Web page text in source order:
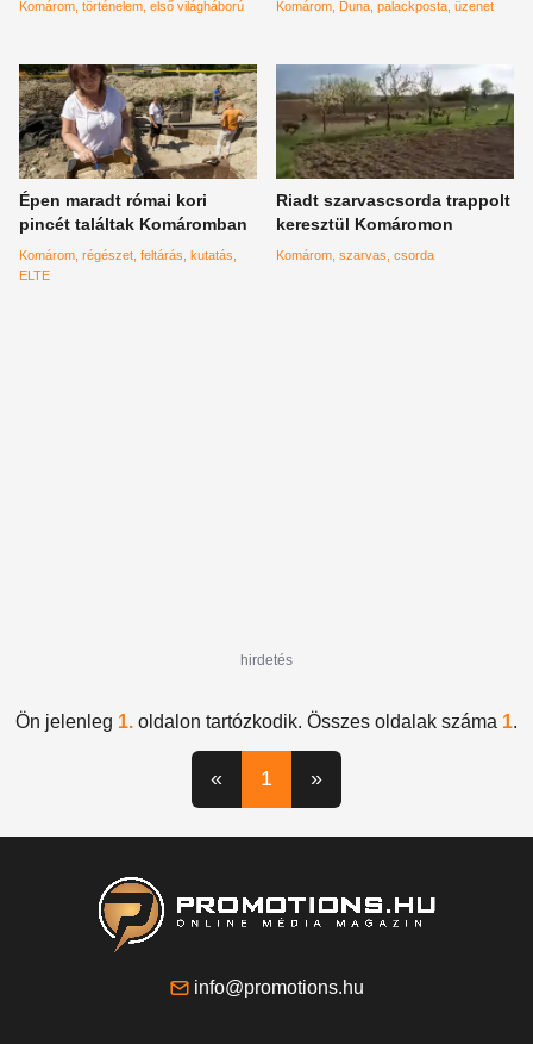
Komárom történelem első világháború Komárom Duna palackposta üzenet
Épen maradt római kori
pincét találtak Komáromban
Komárom régészet feltárás kutatás
ELTE
Riadt szarvascsorda trappolt
keresztül Komáromon
Komárom szarvas csorda
hirdetés
Ön jelenleg 1. oldalon tartózkodik. Összes oldalak száma 1.
« 1 »
info@promotions.hu